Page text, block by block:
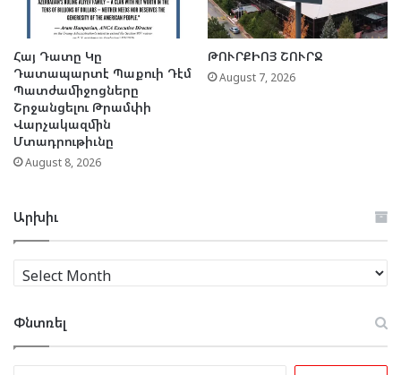
Հայ Դատը Կը
Դատապարտէ Պաքուի Դէմ
Պատժամիջոցները
Շրջանցելու Թրամփի
Վարչակազմին
Մտադրութիւնը
August 8, 2026
ԹՈՒՐՔԻՈՅ ՇՈՒՐՋ
August 7, 2026
Արխիւ
Արխիւ
Փնտռել